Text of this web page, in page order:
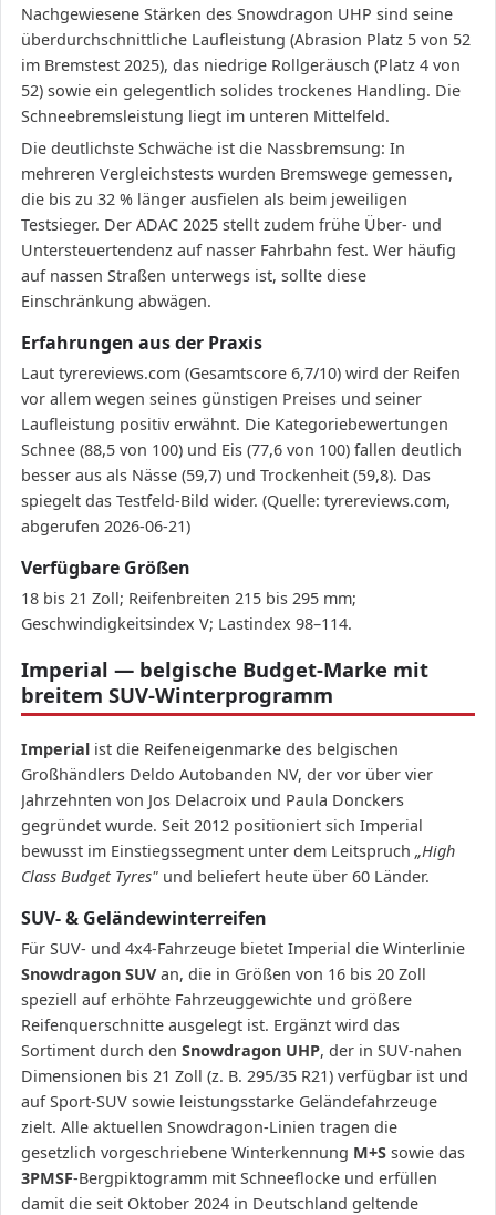
Nachgewiesene Stärken des Snowdragon UHP sind seine
überdurchschnittliche Laufleistung (Abrasion Platz 5 von 52
im Bremstest 2025), das niedrige Rollgeräusch (Platz 4 von
52) sowie ein gelegentlich solides trockenes Handling. Die
Schneebremsleistung liegt im unteren Mittelfeld.
Die deutlichste Schwäche ist die Nassbremsung: In
mehreren Vergleichstests wurden Bremswege gemessen,
die bis zu 32 % länger ausfielen als beim jeweiligen
Testsieger. Der ADAC 2025 stellt zudem frühe Über- und
Untersteuertendenz auf nasser Fahrbahn fest. Wer häufig
auf nassen Straßen unterwegs ist, sollte diese
Einschränkung abwägen.
Erfahrungen aus der Praxis
Laut tyrereviews.com (Gesamtscore 6,7/10) wird der Reifen
vor allem wegen seines günstigen Preises und seiner
Laufleistung positiv erwähnt. Die Kategoriebewertungen
Schnee (88,5 von 100) und Eis (77,6 von 100) fallen deutlich
besser aus als Nässe (59,7) und Trockenheit (59,8). Das
spiegelt das Testfeld-Bild wider. (Quelle: tyrereviews.com,
abgerufen 2026-06-21)
Verfügbare Größen
18 bis 21 Zoll; Reifenbreiten 215 bis 295 mm;
Geschwindigkeitsindex V; Lastindex 98–114.
Imperial — belgische Budget-Marke mit
breitem SUV-Winterprogramm
Imperial ist die Reifeneigenmarke des belgischen
Großhändlers Deldo Autobanden NV, der vor über vier
Jahrzehnten von Jos Delacroix und Paula Donckers
gegründet wurde. Seit 2012 positioniert sich Imperial
bewusst im Einstiegssegment unter dem Leitspruch „High
Class Budget Tyres" und beliefert heute über 60 Länder.
SUV- & Geländewinterreifen
Für SUV- und 4x4-Fahrzeuge bietet Imperial die Winterlinie
Snowdragon SUVan, die in Größen von 16 bis 20 Zoll
speziell auf erhöhte Fahrzeuggewichte und größere
Reifenquerschnitte ausgelegt ist. Ergänzt wird das
Sortiment durch den Snowdragon UHP, der in SUV-nahen
Dimensionen bis 21 Zoll (z. B. 295/35 R21) verfügbar ist und
auf Sport-SUV sowie leistungsstarke Geländefahrzeuge
zielt. Alle aktuellen Snowdragon-Linien tragen die
gesetzlich vorgeschriebene Winterkennung M+S sowie das
3PMSF-Bergpiktogramm mit Schneeflocke und erfüllen
damit die seit Oktober 2024 in Deutschland geltende